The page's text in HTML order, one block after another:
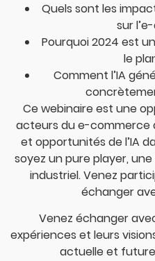
Quels sont les
sur
Pourquoi 2024 est
le
Comment l’IA
Ce webinaire est une
acteurs du e-commerce
et opportunités de l’IA
soyez un pure player,
industriel. Venez
échanger
Venez échanger
expériences et leurs
actuelle et